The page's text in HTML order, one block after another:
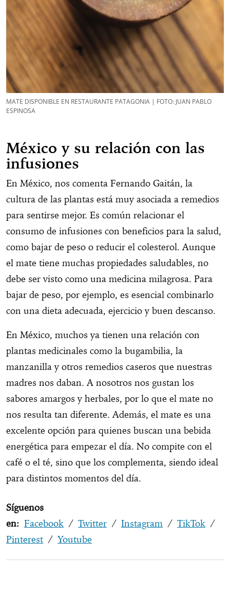
MATE DISPONIBLE EN RESTAURANTE PATAGONIA | FOTO: JUAN PABLO
ESPINOSA
México y su relación con las
infusiones
En México, nos comenta Fernando Gaitán, la
cultura de las plantas está muy asociada a remedios
para sentirse mejor. Es común relacionar el
consumo de infusiones con beneficios para la salud,
como bajar de peso o reducir el colesterol. Aunque
el mate tiene muchas propiedades saludables, no
debe ser visto como una medicina milagrosa. Para
bajar de peso, por ejemplo, es esencial combinarlo
con una dieta adecuada, ejercicio y buen descanso.
En México, muchos ya tienen una relación con
plantas medicinales como la bugambilia, la
manzanilla y otros remedios caseros que nuestras
madres nos daban. A nosotros nos gustan los
sabores amargos y herbales, por lo que el mate no
nos resulta tan diferente. Además, el mate es una
excelente opción para quienes buscan una bebida
energética para empezar el día. No compite con el
café o el té, sino que los complementa, siendo ideal
para distintos momentos del día.
Síguenos
en: Facebook / Twitter / Instagram / TikTok /
Pinterest / Youtube